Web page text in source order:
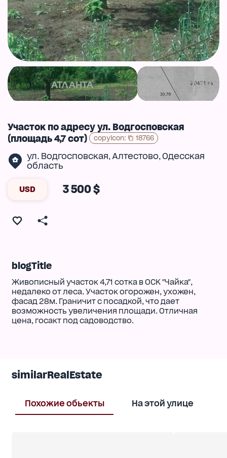
Участок по адресу ул. Водгосповская
(площадь 4,7 сот)
copyIcon: 18766
ул. Водгосповская,Алтестово,Одесская
область
USD 3 500 $
blogTitle
Живописный участок 4,71 сотка в ОСК "Чайка",
недалеко от леса. Участок огорожен, ухожен,
фасад 28м. Граничит с посадкой, что дает
возможность увеличения площади. Отличная
цена, госакт под садоводство.
similarRealEstate
Похожие обьекты На этой улице